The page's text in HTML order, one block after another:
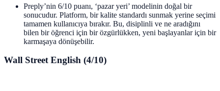
Preply’nin 6/10 puanı, ‘pazar yeri’ modelinin doğal bir
sonucudur. Platform, bir kalite standardı sunmak yerine seçimi
tamamen kullanıcıya bırakır. Bu, disiplinli ve ne aradığını
bilen bir öğrenci için bir özgürlükken, yeni başlayanlar için bir
karmaşaya dönüşebilir.
Wall Street English (4/10)